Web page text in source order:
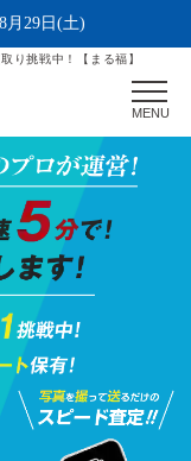
月29日(土)
り挑戦中！【まる福】
MENU